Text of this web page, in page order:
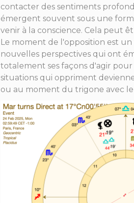
contacter des sentiments
émergent souvent sous une
venir à la conscience. Cela peut
Le moment de l'opposition est
nouvelles perspectives qui ont
totalement ses façons d'agir
situations qui oppriment
ou au moment du trigone avec le